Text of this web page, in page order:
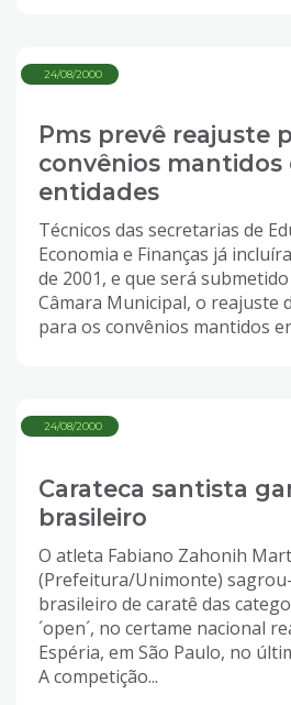
24/08/2000
Pms prevê reajuste
convênios mantidos
entidades
Técnicos das secretarias de
Economia e Finanças já
de 2001, e que será
Câmara Municipal, o reajuste
para os convênios mantidos
24/08/2000
Carateca santista
brasileiro
O atleta Fabiano Zahonih
(Prefeitura/Unimonte)
brasileiro de caratê das
´open´, no certame nacional
Espéria, em São Paulo, no
A competição...